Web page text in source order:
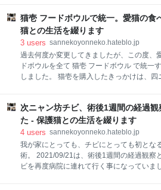
ます。 6.64kgです。 前回病院で測った
際の体重は、6.7kgでしたので、若干体重が
となります。 それではやっていきます。
10周年特別お題「はてなブロガーに10の質
グ名もしくはハンドルネームの由来は？ は
を始めたきっかけは？ 自分で書いたお気に
事はある？あるならどんな記事？ ブログを
るのはどんなとき？ 下書きに保存された記
ログに一言メッセージを伝えるなら？ 10
た？ この10年を一言でまとめると？ はてな
周年特別お題「はてなブロガーに10
猫壱 フードボウルで統一。愛猫の食
猫との生活を綴ります
3 users sannekoyonneko.hateblo.jp
過去何度か変更してきましたが、この度、
ドボウルを全て 猫壱 フードボウル で統一
しました。 猫壱を購入したきっかけは、四
フードボウル というモノの存在を初めて知
むふむ」と思いながら1つ購入したのがきっ
た。 sannekoyonneko.hateblo.jp この購入
に、猫部屋のご飯テーブル、ご飯スペース
ウルは、すこしずつ変化、改善を遂げてき
猫だった時のご飯テーブルは、こんなカン
次ニャン坊チビ、術後1週間の経過
た - 保護猫との生活を綴ります
4 users sannekoyonneko.hateblo.jp
我が家にとっても、チビにとっても初とな
術。 2021/09/21は、術後1週間の経過観察
ビを再度病院に連れて行く事になっていま